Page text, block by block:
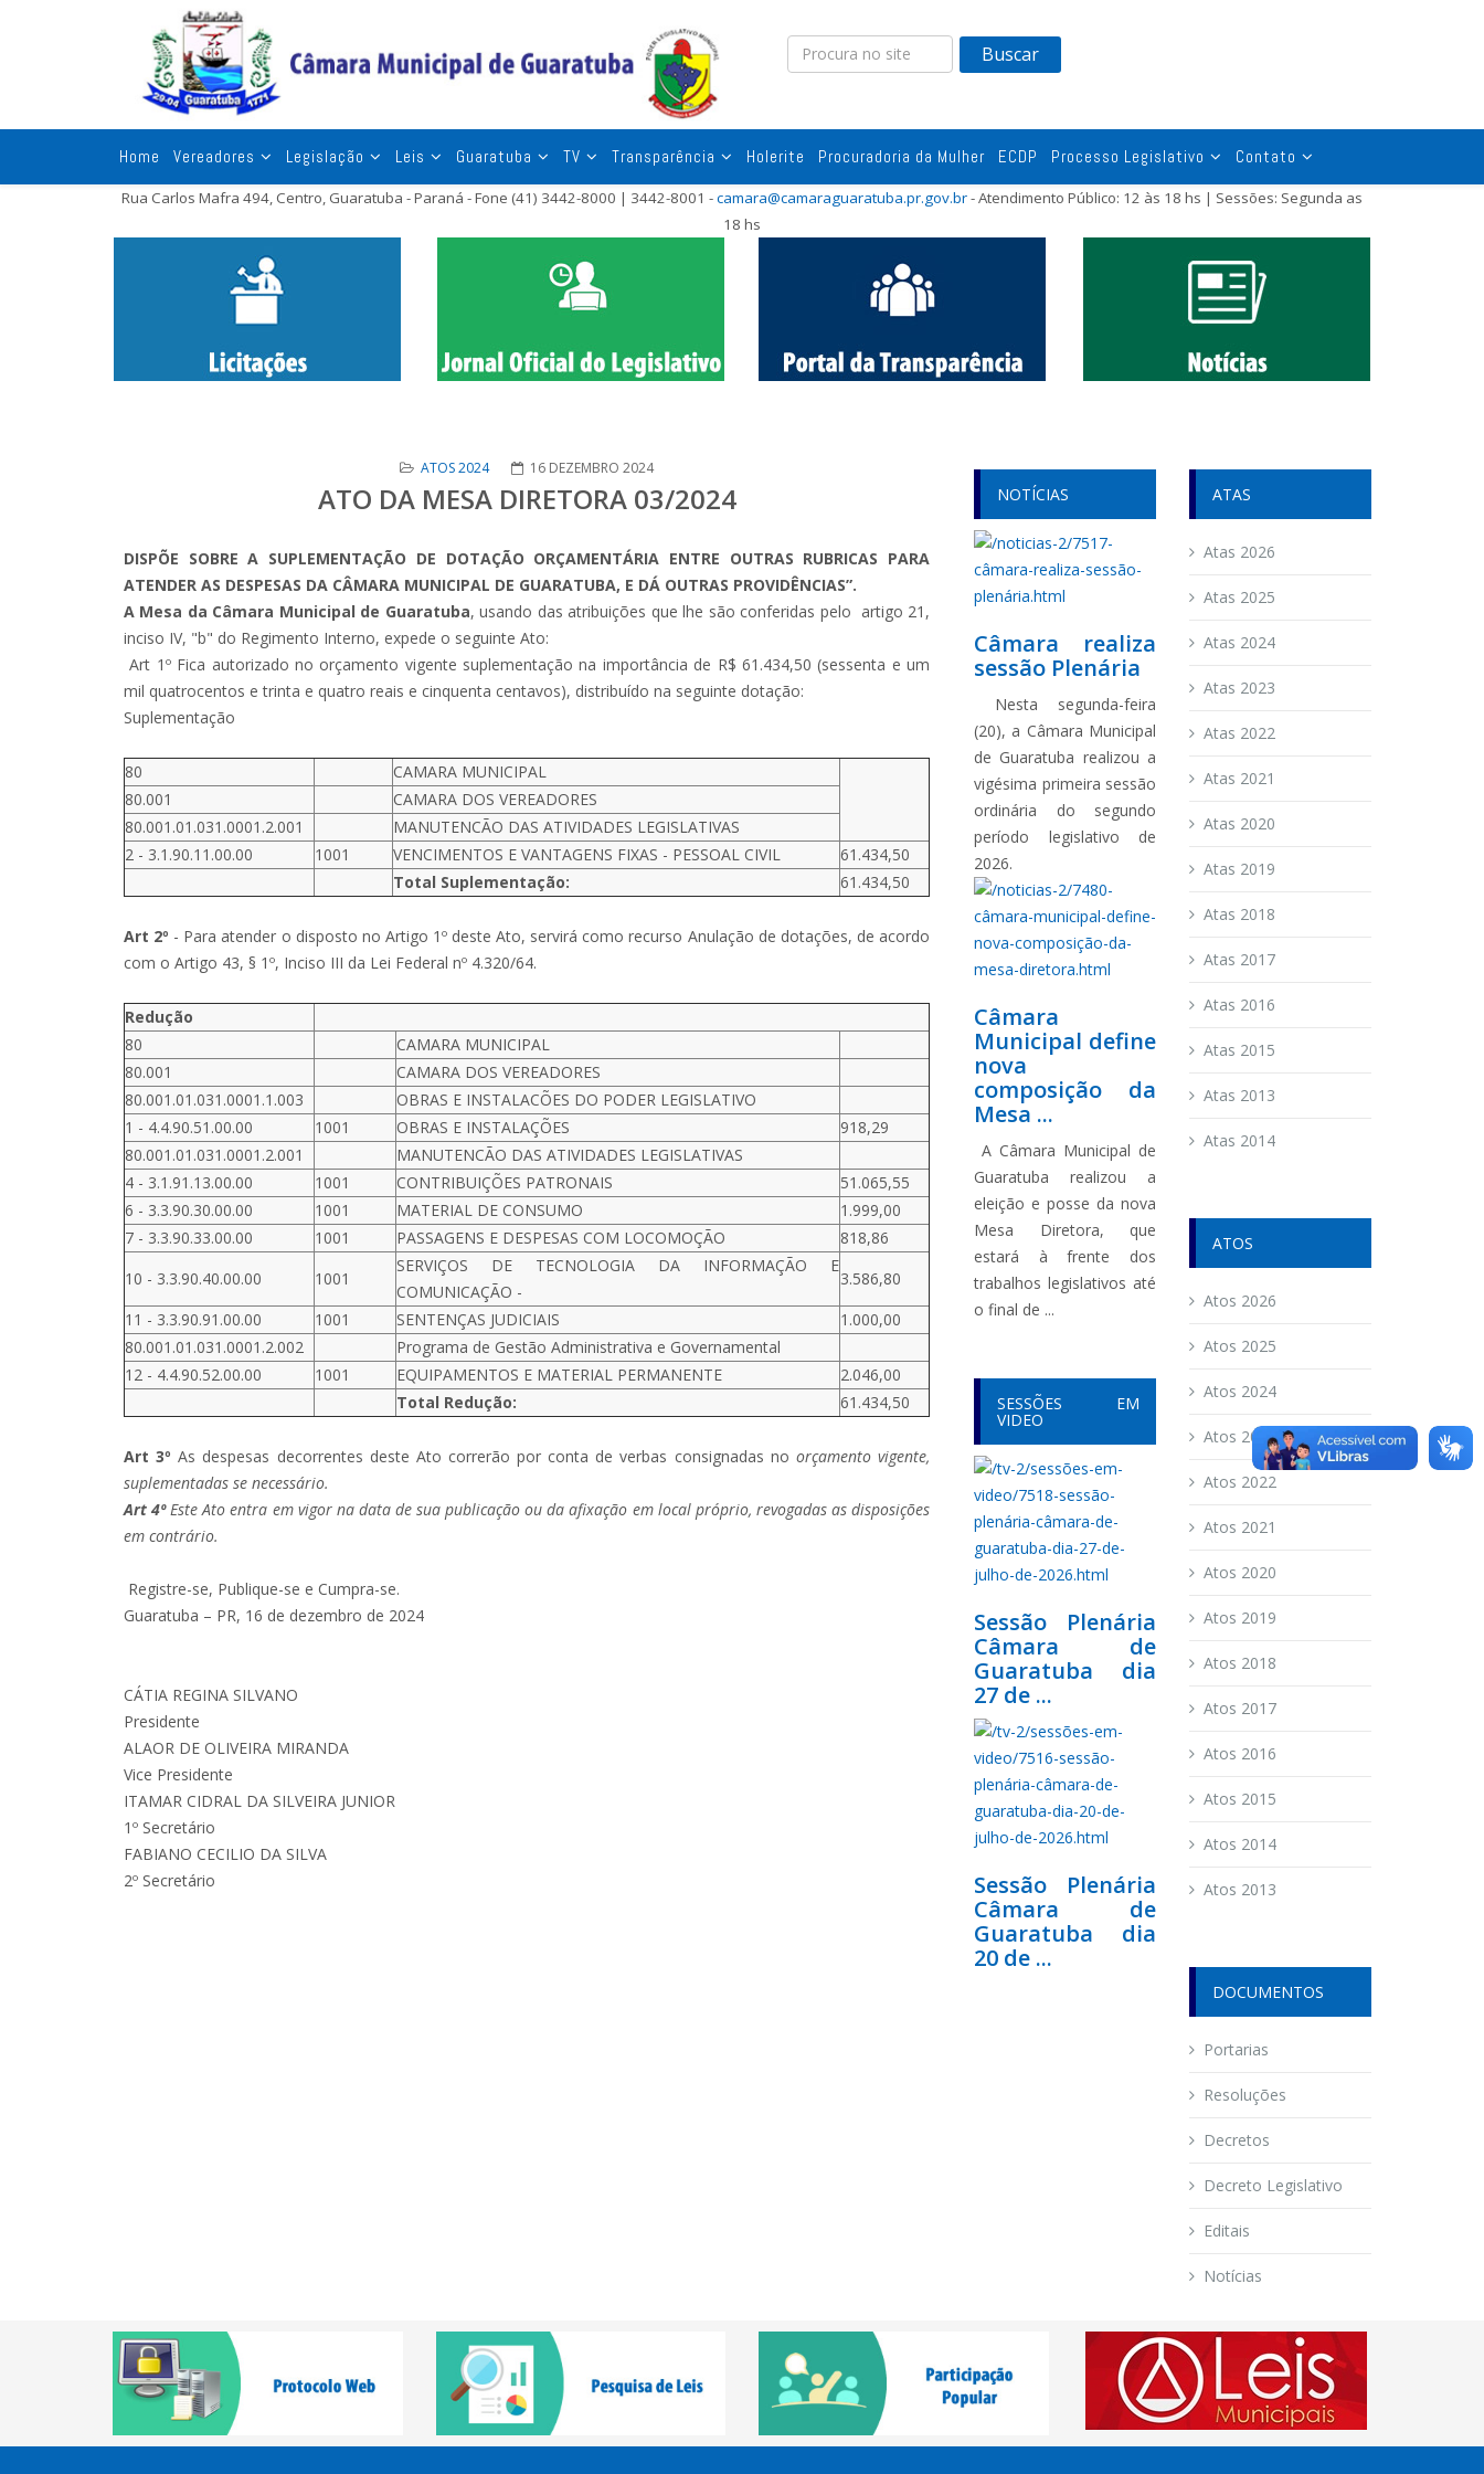
Buscar
Home Vereadores Legislação Leis Guaratuba TV Transparência Holerite Procuradoria da Mulher ECDP Processo Legislativo Contato
Rua Carlos Mafra 494, Centro, Guaratuba - Paraná - Fone (41) 3442-8000 | 3442-8001 -camara@camaraguaratuba.pr.gov.br- Atendimento Público: 12 às 18 hs | Sessões: Segunda as
18 hs
ATOS 2024 16 DEZEMBRO 2024
ATO DA MESA DIRETORA 03/2024
DISPÕE SOBRE A SUPLEMENTAÇÃO DE DOTAÇÃO ORÇAMENTÁRIA ENTRE OUTRAS RUBRICAS PARA
ATENDER AS DESPESAS DA CÂMARA MUNICIPAL DE GUARATUBA, E DÁ OUTRAS PROVIDÊNCIAS”.
A Mesa da Câmara Municipal de Guaratuba, usando das atribuições que lhe são conferidas pelo artigo 21,
inciso IV, "b" do Regimento Interno, expede o seguinte Ato:
Art 1º Fica autorizado no orçamento vigente suplementação na importância de R$ 61.434,50 (sessenta e um
mil quatrocentos e trinta e quatro reais e cinquenta centavos), distribuído na seguinte dotação:
Suplementação
80
CAMARA MUNICIPAL
80.001
CAMARA DOS VEREADORES
80.001.01.031.0001.2.001
MANUTENCÃO DAS ATIVIDADES LEGISLATIVAS
2 - 3.1.90.11.00.00
1001 VENCIMENTOS E VANTAGENS FIXAS - PESSOAL CIVIL
61.434,50
Total Suplementação:
61.434,50
Art 2º - Para atender o disposto no Artigo 1º deste Ato, servirá como recurso Anulação de dotações, de acordo
com o Artigo 43, § 1º, Inciso III da Lei Federal nº 4.320/64.
Redução
80
CAMARA MUNICIPAL
80.001
CAMARA DOS VEREADORES
80.001.01.031.0001.1.003
OBRAS E INSTALACÕES DO PODER LEGISLATIVO
1 - 4.4.90.51.00.00
1001 OBRAS E INSTALAÇÕES
918,29
80.001.01.031.0001.2.001
MANUTENCÃO DAS ATIVIDADES LEGISLATIVAS
4 - 3.1.91.13.00.00
1001 CONTRIBUIÇÕES PATRONAIS
51.065,55
6 - 3.3.90.30.00.00
1001 MATERIAL DE CONSUMO
1.999,00
7 - 3.3.90.33.00.00
1001 PASSAGENS E DESPESAS COM LOCOMOÇÃO
818,86
10 - 3.3.90.40.00.00
1001
SERVIÇOS DE TECNOLOGIA DA INFORMAÇÃO E
COMUNICAÇÃO -
3.586,80
11 - 3.3.90.91.00.00
1001 SENTENÇAS JUDICIAIS
1.000,00
80.001.01.031.0001.2.002
Programa de Gestão Administrativa e Governamental
12 - 4.4.90.52.00.00
1001 EQUIPAMENTOS E MATERIAL PERMANENTE
2.046,00
Total Redução:
61.434,50
Art 3º As despesas decorrentes deste Ato correrão por conta de verbas consignadas no orçamento vigente,
suplementadas se necessário.
Art 4ºEste Ato entra em vigor na data de sua publicação ou da afixação em local próprio, revogadas as disposições
em contrário.
Registre-se, Publique-se e Cumpra-se.
Guaratuba – PR, 16 de dezembro de 2024
CÁTIA REGINA SILVANO
Presidente
ALAOR DE OLIVEIRA MIRANDA
Vice Presidente
ITAMAR CIDRAL DA SILVEIRA JUNIOR
1º Secretário
FABIANO CECILIO DA SILVA
2º Secretário
NOTÍCIAS
Câmara realiza
sessão Plenária
Nesta segunda-feira
(20), a Câmara Municipal
de Guaratuba realizou a
vigésima primeira sessão
ordinária do segundo
período legislativo de
2026.
Câmara
Municipal define
nova
composição da
Mesa ...
A Câmara Municipal de
Guaratuba realizou a
eleição e posse da nova
Mesa Diretora, que
estará à frente dos
trabalhos legislativos até
o final de ...
SESSÕES EM
VIDEO
Sessão Plenária
Câmara de
Guaratuba dia
27 de ...
Sessão Plenária
Câmara de
Guaratuba dia
20 de ...
ATAS
Atas 2026
Atas 2025
Atas 2024
Atas 2023
Atas 2022
Atas 2021
Atas 2020
Atas 2019
Atas 2018
Atas 2017
Atas 2016
Atas 2015
Atas 2013
Atas 2014
ATOS
Atos 2026
Atos 2025
Atos 2024
Atos 2023
Atos 2022
Atos 2021
Atos 2020
Atos 2019
Atos 2018
Atos 2017
Atos 2016
Atos 2015
Atos 2014
Atos 2013
DOCUMENTOS
Portarias
Resoluções
Decretos
Decreto Legislativo
Editais
Notícias